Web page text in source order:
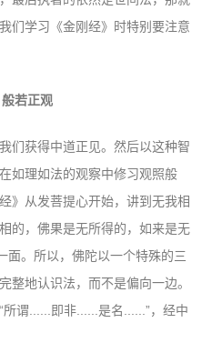
们学习《金刚经》时特别要注意
若正观
们获得中道正见。然后以这种智
如理如法的观察中修习观照般
》从发菩提心开始，讲到无我相
的，佛果是无所得的，如来是无
面。所以，佛陀以一个特殊的三
整地认识法，而不是偏向一边。
所谓......即非......是名......”，经中